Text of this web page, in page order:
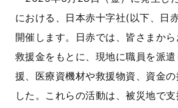
における、日本赤十字社(以下、日
開催します。日赤では、皆さまか
救援金をもとに、現地に職員を派
援、医療資機材や救援物資、資金の
した。これらの活動は、被災地で